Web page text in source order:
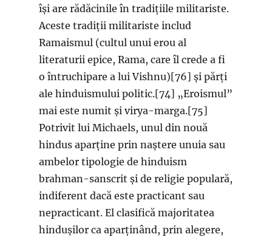
își are rădăcinile în tradițiile militariste.
Aceste tradiții militariste includ
Ramaismul (cultul unui erou al
literaturii epice, Rama, care îl crede a fi
o întruchipare a lui Vishnu)[76] și părți
ale hinduismului politic.[74] „Eroismul”
mai este numit și virya-marga.[75]
Potrivit lui Michaels, unul din nouă
hindus aparține prin naștere unuia sau
ambelor tipologie de hinduism
brahman-sanscrit și de religie populară,
indiferent dacă este practicant sau
nepracticant. El clasifică majoritatea
hindușilor ca aparținând, prin alegere,